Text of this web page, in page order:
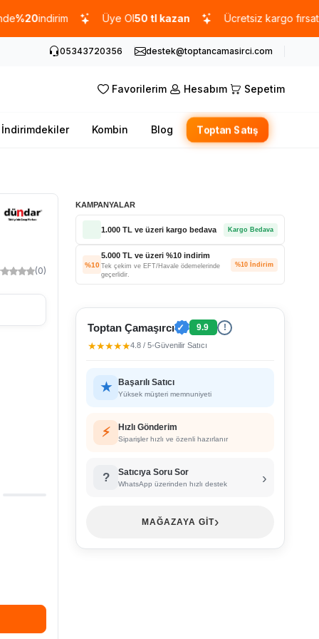
indirim Üye Ol 50 tl kazan Ücretsiz kargo fırsatı -1000
05343720356 destek@toptancamasirci.com
Favorilerim Hesabım Sepetim
İndirimdekiler Kombin Blog Toptan Satış
(0)
KAMPANYALAR
1.000 TL ve üzeri kargo bedava Kargo Bedava
%10
5.000 TL ve üzeri %10 indirim
Tek çekim ve EFT/Havale ödemelerinde
geçerlidir.
%10 İndirim
Toptan Çamaşırcı ✓ 9.9 !
★★★★★4.8 / 5•Güvenilir Satıcı
★ Başarılı Satıcı
Yüksek müşteri memnuniyeti
⚡ Hızlı Gönderim
Siparişler hızlı ve özenli hazırlanır
? Satıcıya Soru Sor
WhatsApp üzerinden hızlı destek ›
MAĞAZAYA GİT›